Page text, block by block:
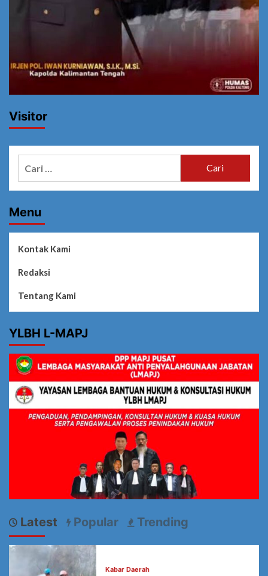
Visitor
Menu
Kontak Kami
Redaksi
Tentang Kami
YLBH L-MAPJ
Latest Popular Trending
Kabar Daerah